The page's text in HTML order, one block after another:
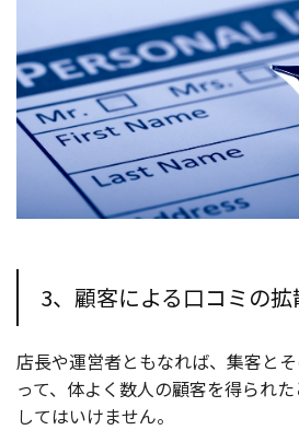
3、顧客による口コミの拡
店長や運営者ともなれば、集客と
って、体よく数人の顧客を得られ
してはいけません。